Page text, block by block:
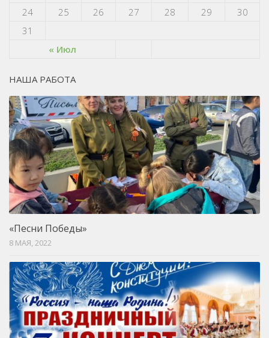
« Июл
24
25 26 27 28 29
30
31
НАША РАБОТА
«Песни Победы»
8 МАЯ, 2022